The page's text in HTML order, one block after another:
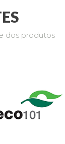
dos produtos